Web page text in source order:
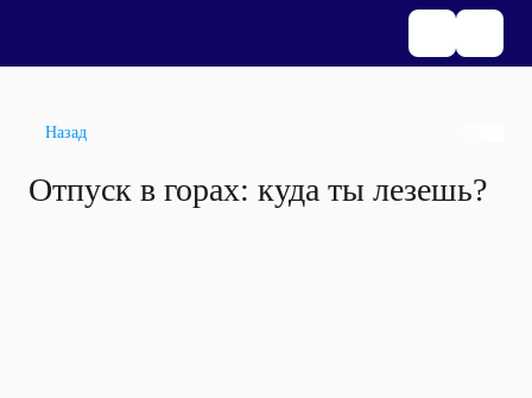
Назад
Отпуск в горах: куда ты лезешь?